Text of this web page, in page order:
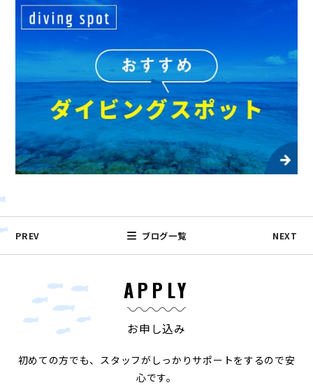
PREV ブログ一覧 NEXT
APPLY
お申し込み
初めての方でも、スタッフがしっかりサポートをするので安
心です。